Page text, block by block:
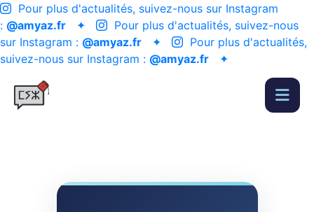
Pour plus d'actualités, suivez-nous sur Instagram
: @amyaz.fr ✦
Pour plus d'actualités, suivez-nous
sur Instagram : @amyaz.fr ✦
Pour plus d'actualités,
suivez-nous sur Instagram : @amyaz.fr ✦